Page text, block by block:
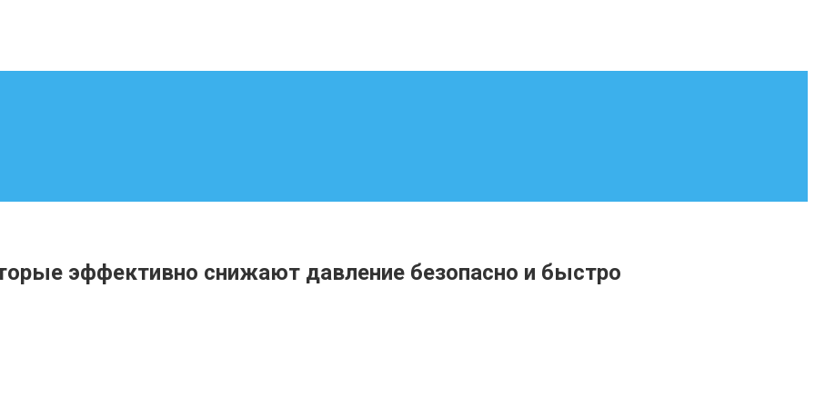
эффективно снижают давление безопасно и быстро